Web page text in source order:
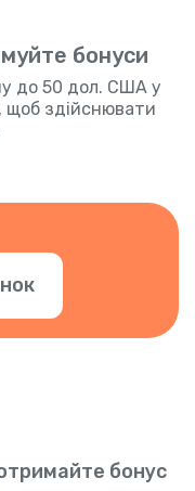
бонуси
до 50 дол. США у
щоб здійснювати
бонус